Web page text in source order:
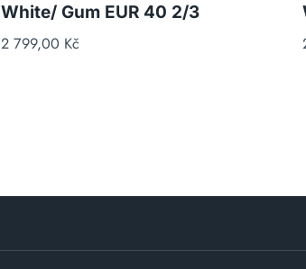
White/ Gum EUR 40 2/3
2 799,00 Kč